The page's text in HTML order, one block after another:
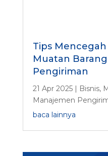
Tips
Muatan
Pengiriman
21 Apr 2025| Bisnis,
Manajemen
baca lainnya